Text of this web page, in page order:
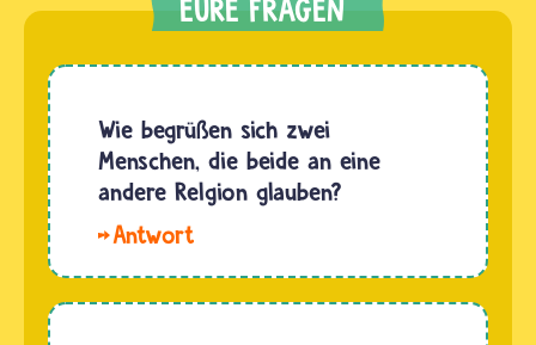
Wie begrüßen sich zwei
Menschen, die beide an eine
andere Relgion glauben?
Menschen